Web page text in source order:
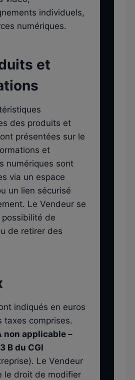
individuels,
numériques.
et
des produits et
présentées sur le
et
numériques sont
via un espace
un lien sécurisé
Le Vendeur se
possibilité de
de retirer des
indiqués en euros
taxes comprises.
non applicable –
B du CGI
Le Vendeur
le droit de modifier